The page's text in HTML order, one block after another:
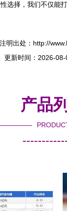
择，我们不仅能
明出处：http://
更新时间：2026-
产品